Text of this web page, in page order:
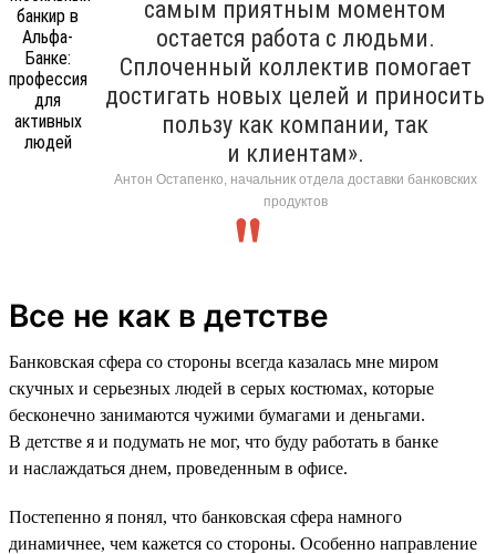
самым приятным моментом
остается работа с людьми.
Сплоченный коллектив помогает
достигать новых целей и приносить
пользу как компании, так
и клиентам».
Антон Остапенко, начальник отдела доставки банковских
продуктов
Все не как в детстве
Банковская сфера со стороны всегда казалась мне миром
скучных и серьезных людей в серых костюмах, которые
бесконечно занимаются чужими бумагами и деньгами.
В детстве я и подумать не мог, что буду работать в банке
и наслаждаться днем, проведенным в офисе.
Постепенно я понял, что банковская сфера намного
динамичнее, чем кажется со стороны. Особенно направление